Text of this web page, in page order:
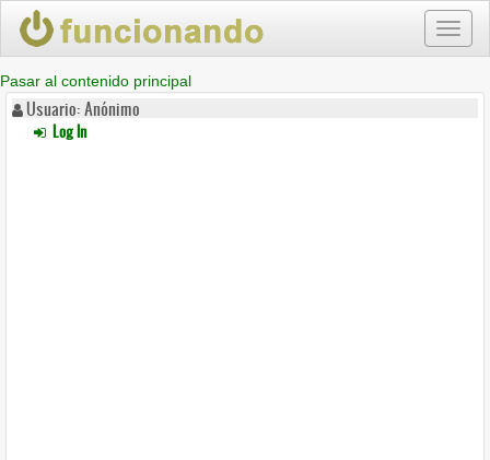
Pasar al contenido principal
Usuario: Anónimo
Log In